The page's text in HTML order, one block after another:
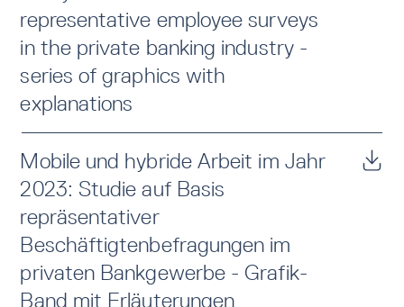
representative employee surveys
in the private banking industry -
series of graphics with
explanations
Mobile und hybride Arbeit im Jahr
2023: Studie auf Basis
repräsentativer
Beschäftigtenbefragungen im
privaten Bankgewerbe - Grafik-
Band mit Erläuterungen